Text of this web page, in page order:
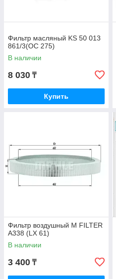
Фильтр масляный KS 50 013
861/3(OC 275)
В наличии
8 030 ₸
Купить
Фильтр воздушный M FILTER
A338 (LX 61)
В наличии
3 400 ₸